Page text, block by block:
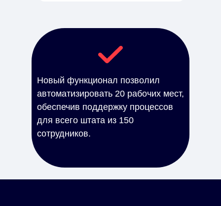
Новый функционал позволил
автоматизировать 20 рабочих мест,
обеспечив поддержку процессов
для всего штата из 150
сотрудников.